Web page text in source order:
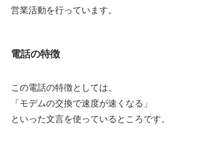
営業活動を行っています。
電話の特徴
この電話の特徴としては、
「モデムの交換で速度が速くなる」
といった文言を使っているところです。